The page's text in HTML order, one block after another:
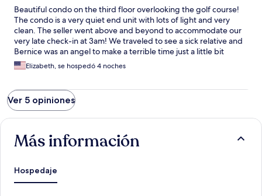
Beautiful condo on the third floor overlooking the golf course!
The condo is a very quiet end unit with lots of light and very
clean. The seller went above and beyond to accommodate our
very late check-in at 3am! We traveled to see a sick relative and
Bernice was an angel to make a terrible time just a little bit
better. Thanks!
Elizabeth, se hospedó 4 noches
Ver 5 opiniones
Más información
Hospedaje